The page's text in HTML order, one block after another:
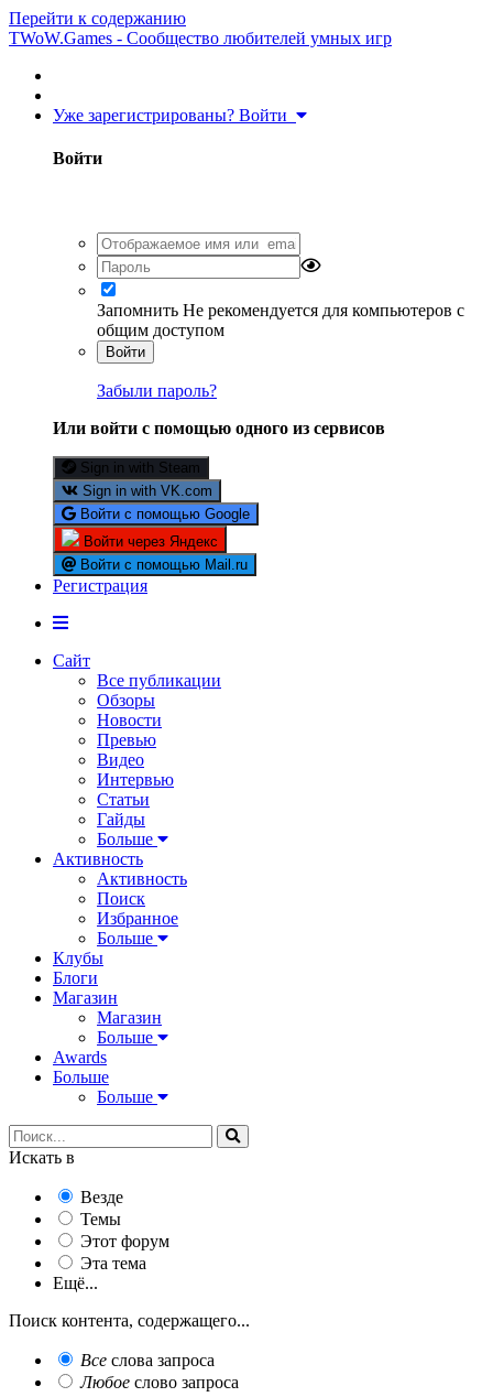
Перейти к содержанию
TWoW.Games - Сообщество любителей умных игр
Уже зарегистрированы? Войти
Войти
Запомнить Не рекомендуется для компьютеров с
общим доступом
Войти
Забыли пароль?
Или войти с помощью одного из сервисов
Sign in with Steam
Sign in with VK.com
Войти с помощью Google
Войти через Яндекс
Войти с помощью Mail.ru
Регистрация
Сайт
Все публикации
Обзоры
Новости
Превью
Видео
Интервью
Статьи
Гайды
Больше
Активность
Активность
Поиск
Избранное
Больше
Клубы
Блоги
Магазин
Магазин
Больше
Awards
Больше
Больше
Искать в
Везде
Темы
Этот форум
Эта тема
Ещё...
Поиск контента, содержащего...
Все слова запроса
Любое слово запроса